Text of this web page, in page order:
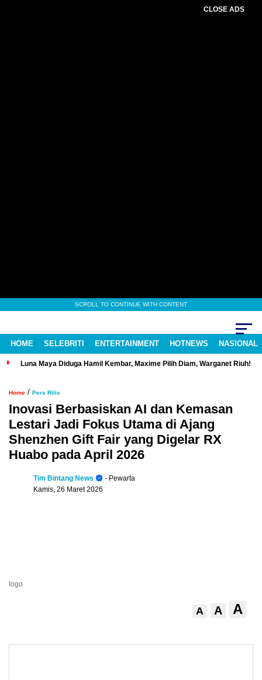
CLOSE ADS
SCROLL TO CONTINUE WITH CONTENT
HOME SELEBRITI ENTERTAINMENT HOTNEWS NASIONAL
Luna Maya Diduga Hamil Kembar, Maxime Pilih Diam, Warganet Riuh!
Home / Pers Rilis
Inovasi Berbasiskan AI dan Kemasan
Lestari Jadi Fokus Utama di Ajang
Shenzhen Gift Fair yang Digelar RX
Huabo pada April 2026
Tim Bintang News
- Pewarta
Kamis, 26 Maret 2026
logo
A A A